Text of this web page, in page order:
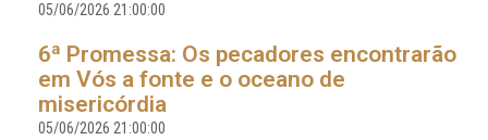
05/06/2026 21:00:00
6ª Promessa: Os pecadores encontrarão
em Vós a fonte e o oceano de
misericórdia
05/06/2026 21:00:00